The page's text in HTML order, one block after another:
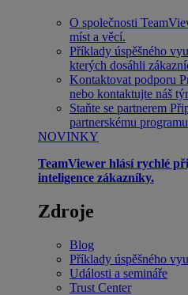
O společnosti
míst a věcí.
Příklady úspěšného
kterých dosáhli
Kontaktovat podporu
nebo kontaktujte náš
Staňte se partnerem
partnerskému
NOVINKY
TeamViewer hlásí rychlé
inteligence zákazníky.
Zdroje
Blog
Příklady úspěšného
Události a semináře
Trust Center